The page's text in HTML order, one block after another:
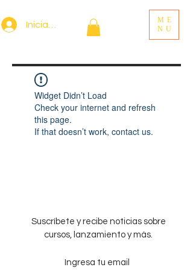
Iniciar sesión
ME
NU
Widget Didn’t Load
Check your internet and refresh
this page.
If that doesn’t work, contact us.
Suscríbete y recibe noticias sobre
cursos, lanzamiento y más.